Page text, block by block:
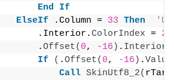
End
If
ElseIf .Column = 33 Then
.Interior.
ColorIndex = 20
.
Offset( 0, -16 ) . Interior
If
( .Offset( 0, -16 ) .Value
Call SkinUtf8_2(